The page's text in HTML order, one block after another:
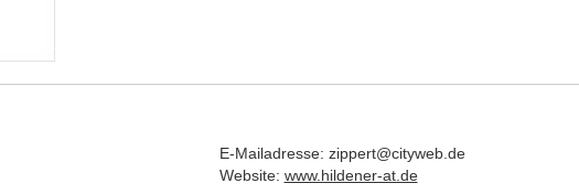
E-Mailadresse: zippert@cityweb.de
Website: www.hildener-at.de